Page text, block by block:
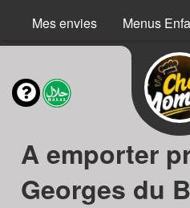
Mes envies Menus
A emporter
Georges du